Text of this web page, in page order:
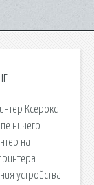
Ксерокс
ничего
на
устройства